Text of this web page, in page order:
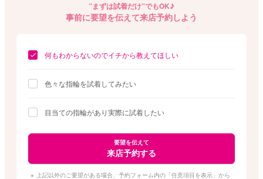
”まずは試着だけ”でもOK♪
事前に要望を伝えて来店予約しよう
何もわからないのでイチから教えてほしい
色々な指輪を試着してみたい
目当ての指輪があり実際に試着したい
要望を伝えて
来店予約する
上記以外のご要望がある場合、予約フォーム内の「任意項目を表示」から